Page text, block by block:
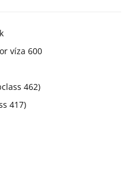
víza 600
462)
417)